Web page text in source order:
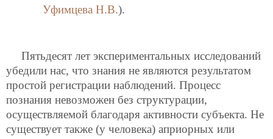
Уфимцева Н.В.).
Пятьдесят лет экспериментальных исследований
убедили нас, что знания не являются результатом
простой регистрации наблюдений. Процесс
познания невозможен без структурации,
осуществляемой благодаря активности субъекта. Не
существует также (у человека) априорных или